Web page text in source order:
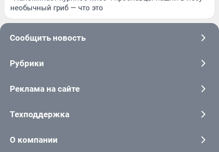
необычный гриб — что это
Сообщить новость
Рубрики
Реклама на сайте
Техподдержка
О компании